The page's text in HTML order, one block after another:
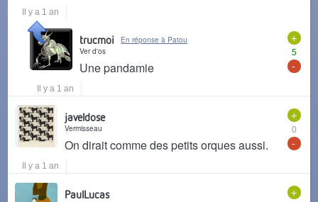
Il y a 1 an
+
5
-
trucmoi
En réponse à Patou
Ver d'os
Une pandamie
Il y a 1 an
+
0
-
javeldose
Vermisseau
On dirait comme des petits orques aussi.
Il y a 1 an
+
PaulLucas